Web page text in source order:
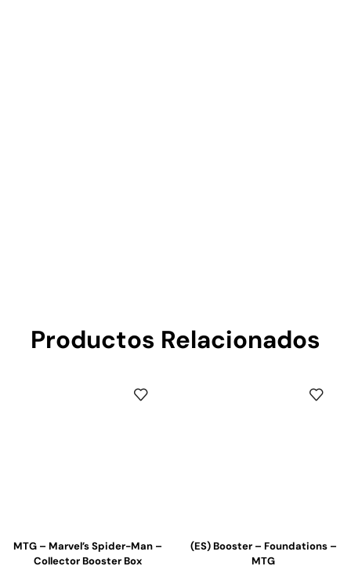
Productos Relacionados
MTG – Marvel’s Spider-Man –
Collector Booster Box
(ES) Booster – Foundations –
MTG